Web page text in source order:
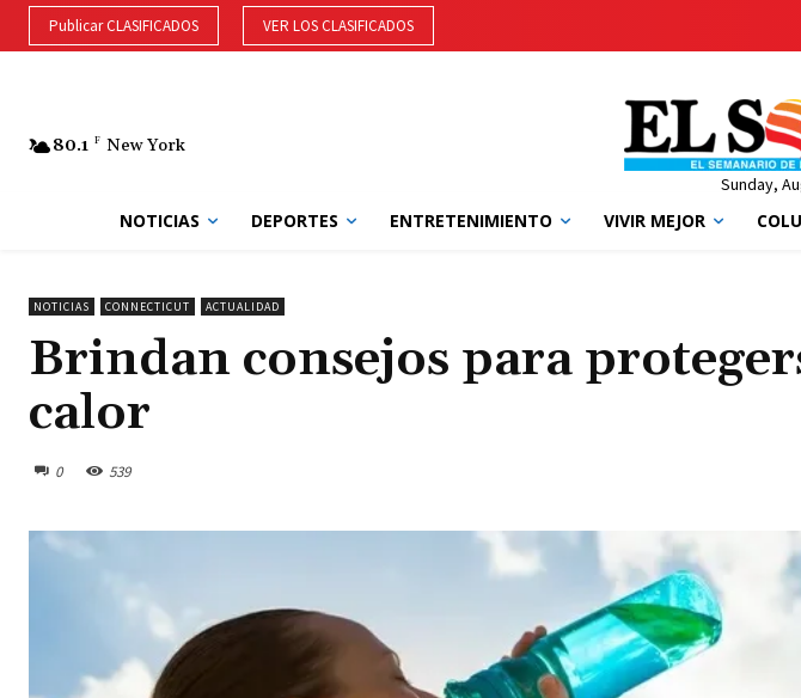
Publicar CLASIFICADOS VER LOS CLASIFICADOS
80.1 F New York
Sunday,
NOTICIAS DEPORTES ENTRETENIMIENTO VIVIR MEJOR
NOTICIAS CONNECTICUT ACTUALIDAD
Brindan consejos para
calor
0 539